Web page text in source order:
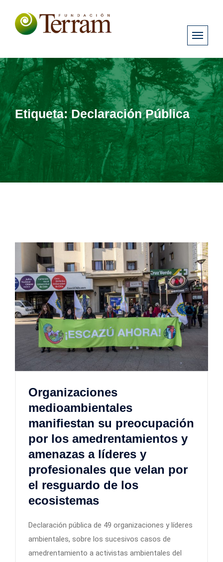
Etiqueta:Declaración Pública
Organizaciones
medioambientales
manifiestan su preocupación
por los amedrentamientos y
amenazas a líderes y
profesionales que velan por
el resguardo de los
ecosistemas
Declaración pública de 49 organizaciones y líderes
ambientales, sobre los sucesivos casos de
amedrentamiento a activistas ambientales del